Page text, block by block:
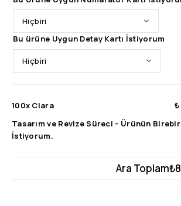
Bu ürüne Uygun Detay Kartı İstiyorum
100x Clara
Tasarım ve Revize Süreci - Ürünün Birebir
İstiyorum.
Ara Toplam